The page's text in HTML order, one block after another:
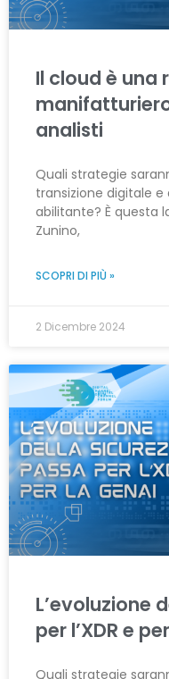
Il cloud è una
analisti
Quali strategie
transizione digitale
abilitante? È questa
Zunino,
SCOPRI DI PIÙ »
2 Dicembre 2024
L’evoluzione
per l’XDR e
Quali strategie